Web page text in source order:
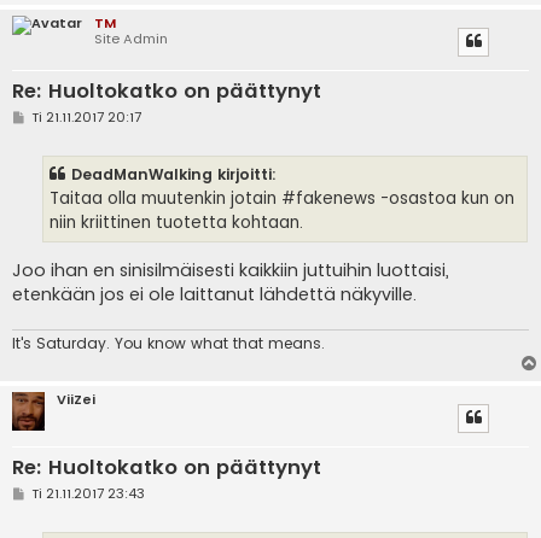
TM
Site Admin
Re: Huoltokatko on päättynyt
VTi 21.11.2017 20:17
DeadManWalking kirjoitti:
Taitaa olla muutenkin jotain #fakenews -osastoa kun on
niin kriittinen tuotetta kohtaan.
Joo ihan en sinisilmäisesti kaikkiin juttuihin luottaisi,
etenkään jos ei ole laittanut lähdettä näkyville.
It's Saturday. You know what that means.
ViiZei
Re: Huoltokatko on päättynyt
VTi 21.11.2017 23:43